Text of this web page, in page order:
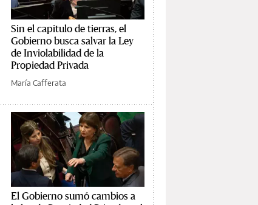
Sin el capítulo de tierras, el
Gobierno busca salvar la Ley
de Inviolabilidad de la
Propiedad Privada
María Cafferata
El Gobierno sumó cambios a